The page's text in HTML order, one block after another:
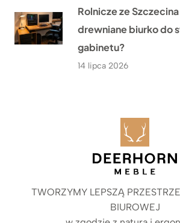
Rolnicze ze
drewniane biurko do
gabinetu?
14 lipca 2026
TWORZYMY LEPSZĄ
BIUROWEJ